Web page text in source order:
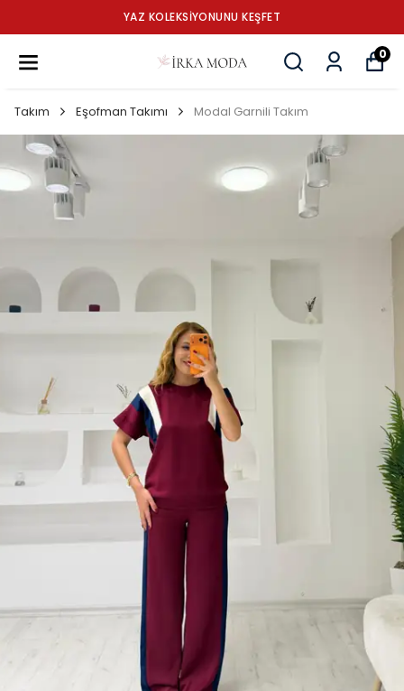
YAZ KOLEKSİYONUNU KEŞFET
0
Takım Eşofman Takımı Modal Garnili Takım